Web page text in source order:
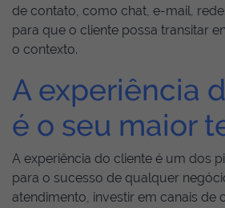
de contato, como chat, e-mail,
para que o cliente possa transitar
o contexto.
A experiência
é o seu maior
A experiência do cliente é um dos
para o sucesso de qualquer
atendimento, investir em canais de